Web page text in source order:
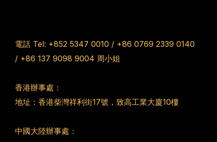
電話 Tel: +852 5347 0010 / +86 0769 2339 0140
/ +86 137 9098 9004 周小姐
香港辦事處：
地址：香港柴灣祥利街17號，致高工業大廈10樓
中國大陸辦事處：